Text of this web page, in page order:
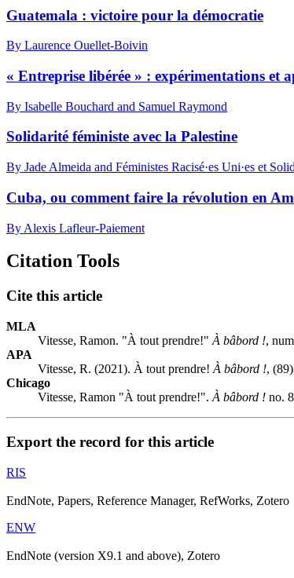
Guatemala : victoire pour la démocratie
By Laurence Ouellet-Boivin
« Entreprise libérée » : expérimentations et
By Isabelle Bouchard and Samuel Raymond
Solidarité féministe avec la Palestine
By Jade Almeida and Féministes Racisé·es Uni·es et
Cuba, ou comment faire la révolution en
By Alexis Lafleur-Paiement
Citation Tools
Cite this article
MLA
Vitesse, Ramon. "À tout prendre!" À bâbord !,
APA
Vitesse, R. (2021). À tout prendre! À bâbord !,
Chicago
Vitesse, Ramon "À tout prendre!". À bâbord ! no.
Export the record for this article
RIS
EndNote, Papers, Reference Manager, RefWorks, Zotero
ENW
EndNote (version X9.1 and above), Zotero